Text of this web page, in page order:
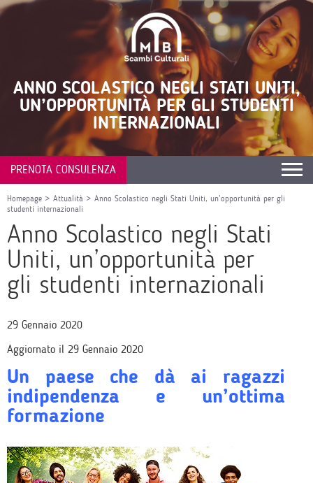
ANNO SCOLASTICO NEGLI STATI UNITI,
UN’OPPORTUNITÀ PER GLI STUDENTI
INTERNAZIONALI
PRENOTA CONSULENZA
Homepage > Attualità > Anno Scolastico negli Stati Uniti, un’opportunità per gli
studenti internazionali
Anno Scolastico negli Stati
Uniti, un’opportunità per
gli studenti internazionali
29 Gennaio 2020
Aggiornato il 29 Gennaio 2020
Un paese che dà ai ragazzi
indipendenza e un’ottima
formazione